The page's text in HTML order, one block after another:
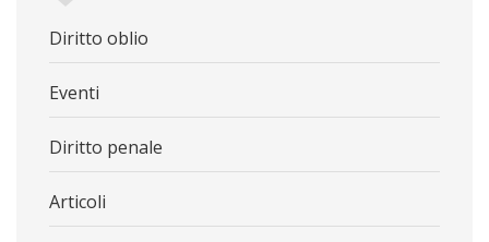
Diritto oblio
Eventi
Diritto penale
Articoli